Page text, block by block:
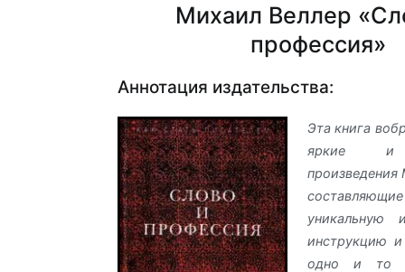
Михаил Веллер
профессия»
Аннотация издательства:
Эта книга
яркие и
произведения
уникальную
инструкцию
одно и то